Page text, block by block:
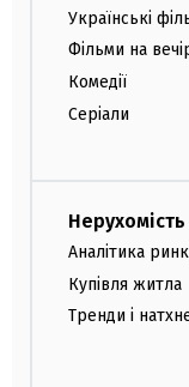
Українські
Фільми на
Комедії
Серіали
Нерухомість
Аналітика
Купівля житла
Тренди і